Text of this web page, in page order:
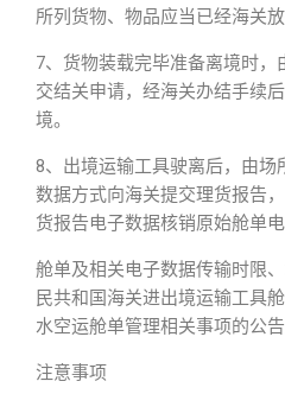
所列货物、物品应当已经海关放
7、货物装载完毕准备离境时
交结关申请，经海关办结手续
境。
8、出境运输工具驶离后，由
数据方式向海关提交理货报告
货报告电子数据核销原始舱单电
舱单及相关电子数据传输时限
民共和国海关进出境运输工具
水空运舱单管理相关事项的公告
注意事项